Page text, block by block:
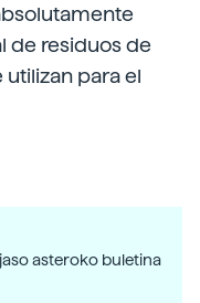
de residuos de
para el
asteroko buletina